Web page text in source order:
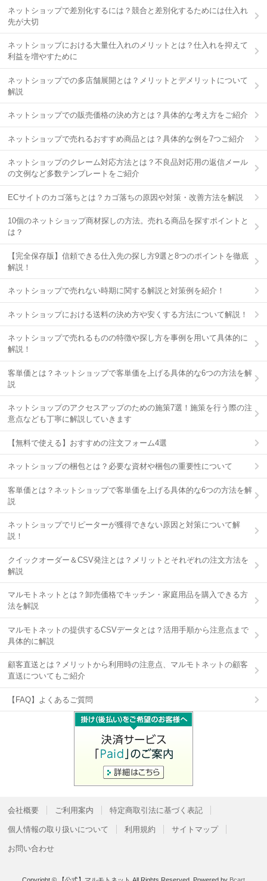
ネットショップで差別化するには？競合と差別化するためには仕入れ
先が大切
ネットショップにおける大量仕入れのメリットとは？仕入れを抑えて
利益を増やすために
ネットショップでの多店舗展開とは？メリットとデメリットについて
解説
ネットショップでの販売価格の決め方とは？具体的な考え方をご紹介
ネットショップで売れるおすすめ商品とは？具体的な例を7つご紹介
ネットショップのクレーム対応方法とは？不良品対応用の返信メール
の文例など多数テンプレートをご紹介
ECサイトのカゴ落ちとは？カゴ落ちの原因や対策・改善方法を解説
10個のネットショップ商材探しの方法。売れる商品を探すポイントと
は？
【完全保存版】信頼できる仕入先の探し方9選と8つのポイントを徹底
解説！
ネットショップで売れない時期に関する解説と対策例を紹介！
ネットショップにおける送料の決め方や安くする方法について解説！
ネットショップで売れるものの特徴や探し方を事例を用いて具体的に
解説！
客単価とは？ネットショップで客単価を上げる具体的な6つの方法を解
説
ネットショップのアクセスアップのための施策7選！施策を行う際の注
意点なども丁寧に解説していきます
【無料で使える】おすすめの注文フォーム4選
ネットショップの梱包とは？必要な資材や梱包の重要性について
客単価とは？ネットショップで客単価を上げる具体的な6つの方法を解
説
ネットショップでリピーターが獲得できない原因と対策について解
説！
クイックオーダー＆CSV発注とは？メリットとそれぞれの注文方法を
解説
マルモトネットとは？卸売価格でキッチン・家庭用品を購入できる方
法を解説
マルモトネットの提供するCSVデータとは？活用手順から注意点まで
具体的に解説
顧客直送とは？メリットから利用時の注意点、マルモトネットの顧客
直送についてもご紹介
【FAQ】よくあるご質問
会社概要 ご利用案内 特定商取引法に基づく表記
個人情報の取り扱いについて 利用規約 サイトマップ
お問い合わせ